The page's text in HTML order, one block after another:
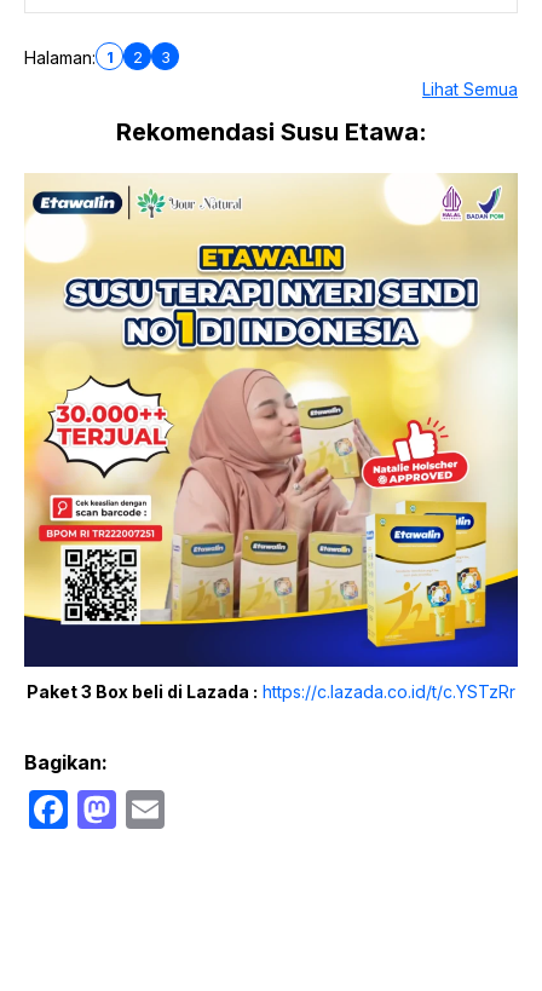
Halaman: 1 2 3
Lihat Semua
Rekomendasi Susu Etawa:
Paket 3 Box beli di Lazada : https://c.lazada.co.id/t/c.YSTzRr
Bagikan:
F
M